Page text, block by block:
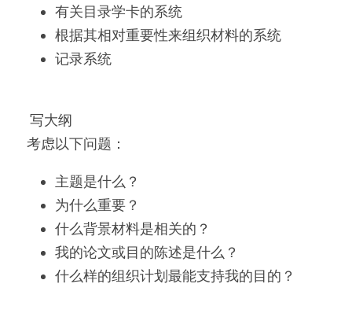
有关目录学卡的系统
根据其相对重要性来组织材料的系统
记录系统
写大纲
考虑以下问题：
主题是什么？
为什么重要？
什么背景材料是相关的？
我的论文或目的陈述是什么？
什么样的组织计划最能支持我的目的？